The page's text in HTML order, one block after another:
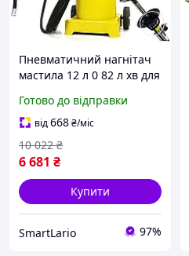
Пневматичний нагнітач
мастила 12 л 0 82 л хв для
Готово до відправки
від668₴/міс
6 681 ₴
10 022 ₴
Купити
SmartLario 97%